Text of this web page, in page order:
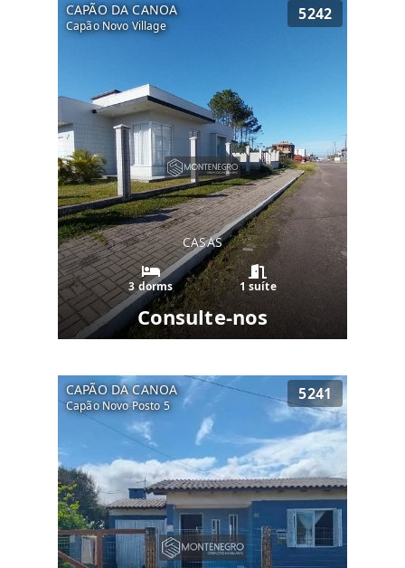
CAPÃO DA CANOA
Capão Novo Village
5242
CASAS
3 dorms 1 suíte
Consulte-nos
CAPÃO DA CANOA
Capão Novo Posto 5
5241